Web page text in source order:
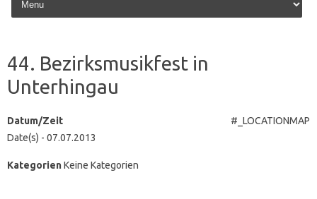
44. Bezirksmusikfest in
Unterhingau
#_LOCATIONMAP
Datum/Zeit
Date(s) - 07.07.2013
KategorienKeine Kategorien